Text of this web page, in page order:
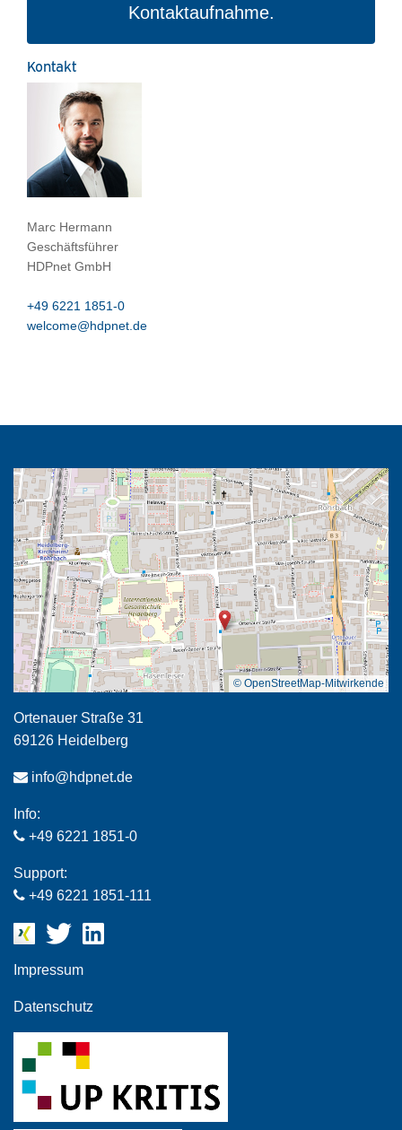
Kontaktaufnahme.
Kontakt
Marc Hermann
Geschäftsführer
HDPnet GmbH
+49 6221 1851-0
welcome@hdpnet.de
© OpenStreetMap-Mitwirkende
Ortenauer Straße 31
69126 Heidelberg
info@hdpnet.de
Info:
+49 6221 1851-0
Support:
+49 6221 1851-111
Impressum
Datenschutz